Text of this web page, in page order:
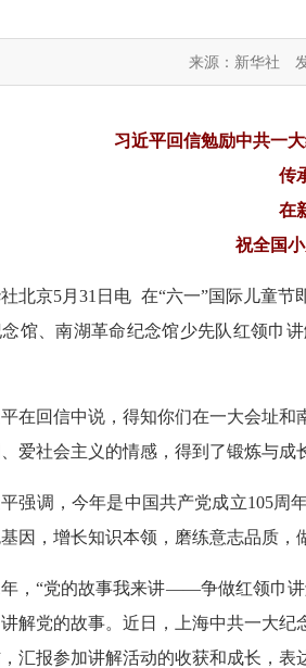
来源：新华社
习近平回信勉励中共一
传
在
祝全国
北京5月31日电 在“六一”国际儿童
馆、南湖革命纪念馆少先队红领巾
在回信中说，得知你们在一大会址
爱社会主义的情感，得到了锻炼与成
强调，今年是中国共产党成立105周
因，增长知识本领，磨练意志品质，
年，“党的故事我来讲——争做红领巾
解党的故事。近日，上海中共一大
汇报参加讲解活动的收获和成长，表